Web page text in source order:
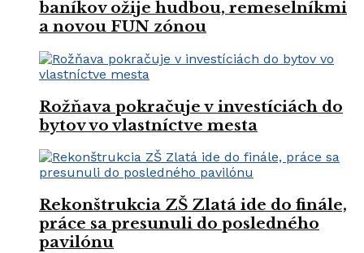
baníkov ožije hudbou, remeselníkmi
a novou FUN zónou
Rožňava pokračuje v investíciách do
bytov vo vlastníctve mesta
Rekonštrukcia ZŠ Zlatá ide do finále,
práce sa presunuli do posledného
pavilónu